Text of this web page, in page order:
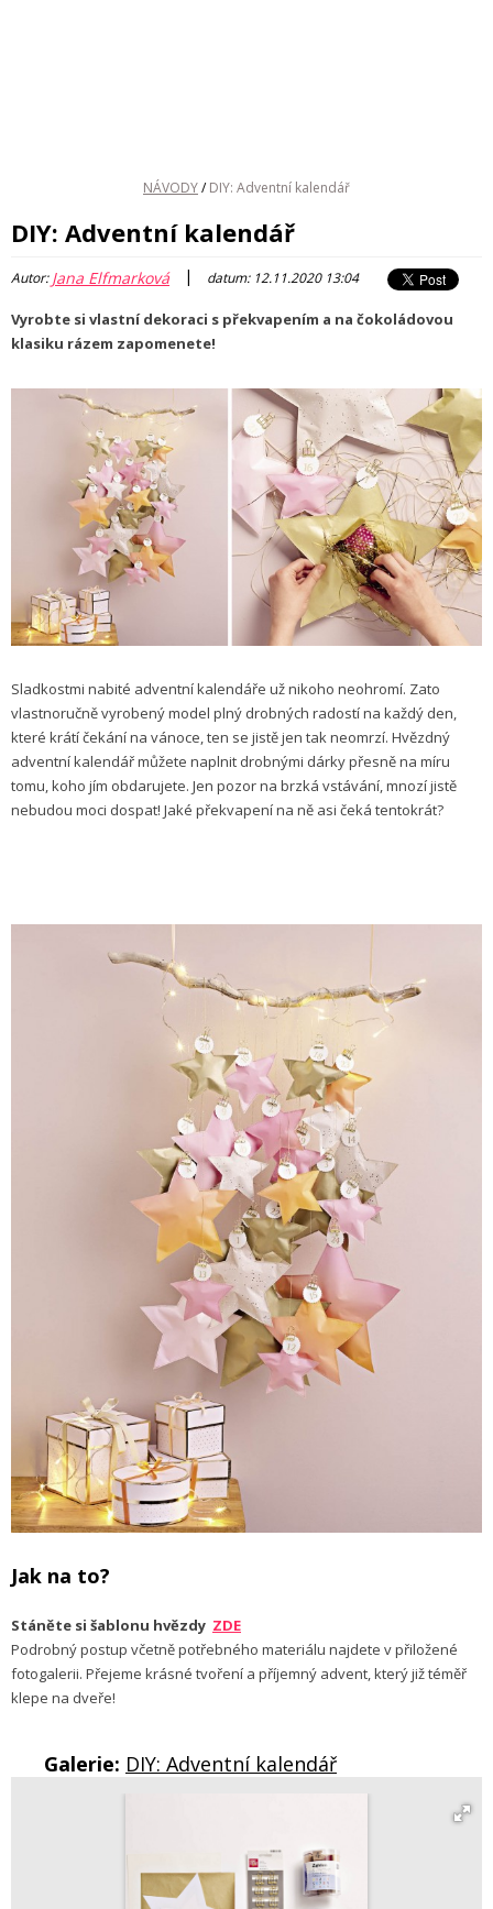
NÁVODY/ DIY: Adventní kalendář
DIY: Adventní kalendář
Autor:Jana Elfmarková | datum: 12.11.2020 13:04
Vyrobte si vlastní dekoraci s překvapením a na čokoládovou
klasiku rázem zapomenete!
Sladkostmi nabité adventní kalendáře už nikoho neohromí. Zato
vlastnoručně vyrobený model plný drobných radostí na každý den,
které krátí čekání na vánoce, ten se jistě jen tak neomrzí. Hvězdný
adventní kalendář můžete naplnit drobnými dárky přesně na míru
tomu, koho jím obdarujete. Jen pozor na brzká vstávání, mnozí jistě
nebudou moci dospat! Jaké překvapení na ně asi čeká tentokrát?
Jak na to?
Stáněte si šablonu hvězdy ZDE
Podrobný postup včetně potřebného materiálu najdete v přiložené
fotogalerii. Přejeme krásné tvoření a příjemný advent, který již téměř
klepe na dveře!
Galerie: DIY: Adventní kalendář